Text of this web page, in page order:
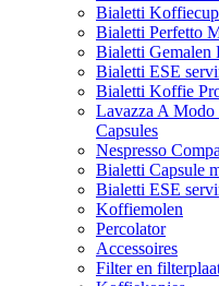
Bialetti
Bialetti Perfetto
Bialetti Gemalen
Bialetti ESE
Bialetti Koffie
Lavazza A
Capsules
Nespresso
Bialetti Capsule
Bialetti ESE
Koffiemolen
Percolator
Accessoires
Filter en